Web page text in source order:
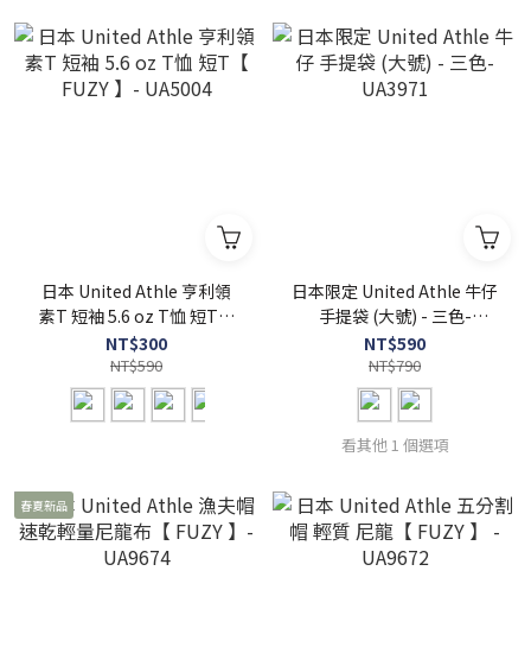
日本 United Athle 亨利領
素T 短袖 5.6 oz T恤 短T【
FUZY 】- UA5004
NT$300
NT$590
日本限定 United Athle 牛仔
手提袋 (大號) - 三色-
UA3971
NT$590
NT$790
看其他 1 個選項
春夏新品